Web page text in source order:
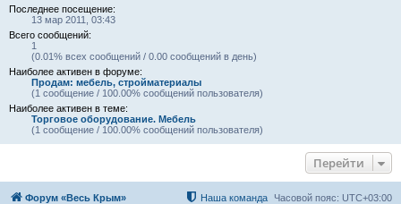
Последнее посещение:
13 мар 2011, 03:43
Всего сообщений:
1
(0.01% всех сообщений / 0.00 сообщений в день)
Наиболее активен в форуме:
Продам: мебель, стройматериалы
(1 сообщение / 100.00% сообщений пользователя)
Наиболее активен в теме:
Торговое оборудование. Мебель
(1 сообщение / 100.00% сообщений пользователя)
Перейти
Форум «Весь Крым» Часовой пояс: UTC+03:00
Наша команда